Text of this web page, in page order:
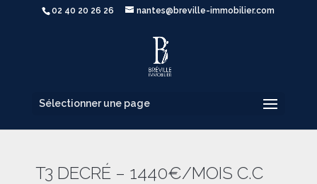
02 40 20 26 26 nantes@breville-immobilier.com
Sélectionner une page
T3 DECRÉ – 1440€/MOIS C.C